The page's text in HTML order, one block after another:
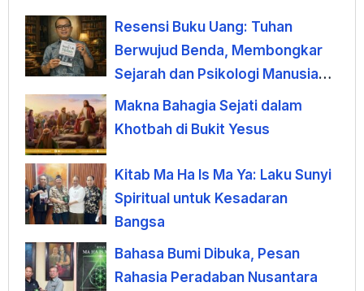
Resensi Buku Uang: Tuhan
Berwujud Benda, Membongkar
Sejarah dan Psikologi Manusia
terhadap Uang
Makna Bahagia Sejati dalam
Khotbah di Bukit Yesus
Kitab Ma Ha Is Ma Ya: Laku Sunyi
Spiritual untuk Kesadaran
Bangsa
Bahasa Bumi Dibuka, Pesan
Rahasia Peradaban Nusantara